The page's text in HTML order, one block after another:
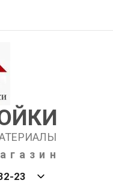
23